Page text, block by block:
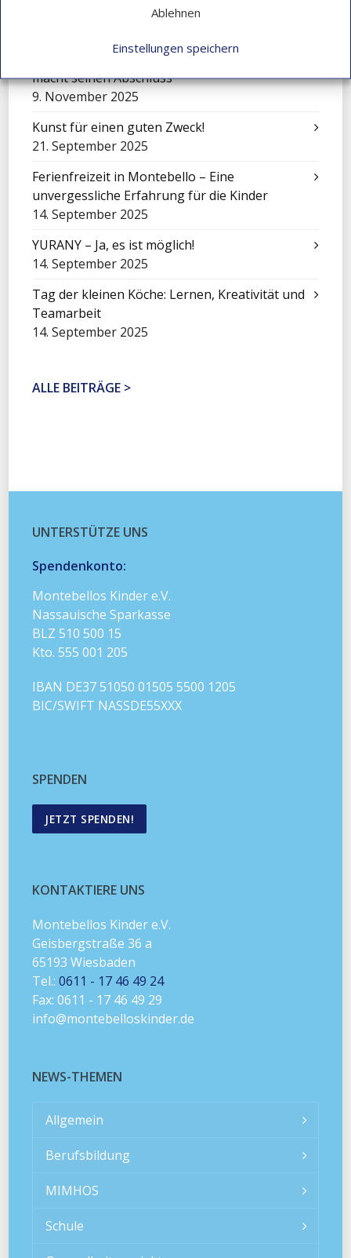
Ablehnen
Einstellungen speichern
Konzert in Montebello
Über sich hinauswachsen: Juan Camilo Vidal
macht seinen Abschluss
9. November 2025
Kunst für einen guten Zweck!
21. September 2025
Ferienfreizeit in Montebello – Eine
unvergessliche Erfahrung für die Kinder
14. September 2025
YURANY – Ja, es ist möglich!
14. September 2025
Tag der kleinen Köche: Lernen, Kreativität und
Teamarbeit
14. September 2025
ALLE BEITRÄGE >
UNTERSTÜTZE UNS
Spendenkonto:
Montebellos Kinder e.V.
Nassauische Sparkasse
BLZ 510 500 15
Kto. 555 001 205
IBAN DE37 51050 01505 5500 1205
BIC/SWIFT NASSDE55XXX
SPENDEN
JETZT SPENDEN!
KONTAKTIERE UNS
Montebellos Kinder e.V.
Geisbergstraße 36 a
65193 Wiesbaden
Tel.:0611 - 17 46 49 24
Fax: 0611 - 17 46 49 29
info@montebelloskinder.de
NEWS-THEMEN
Allgemein
Berufsbildung
MIMHOS
Schule